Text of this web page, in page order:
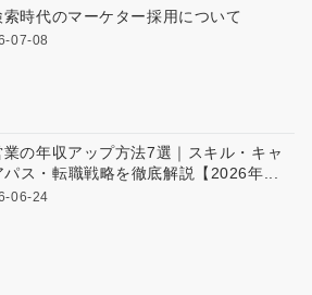
索時代のマーケター採用について
07-08
業の年収アップ方法7選｜スキル・キャ
パス・転職戦略を徹底解説【2026年...
06-24